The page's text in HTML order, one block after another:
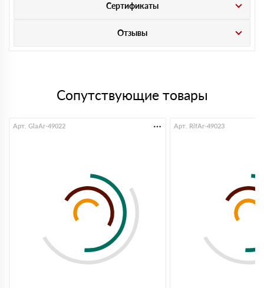
Сертификаты
Отзывы
Сопутствующие товары
Арт. GlaAr-49022 Арт. RifAr-49023